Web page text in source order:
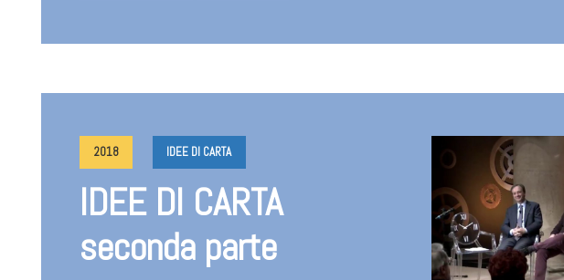
2018 IDEE DI CARTA
IDEE DI CARTA
seconda parte